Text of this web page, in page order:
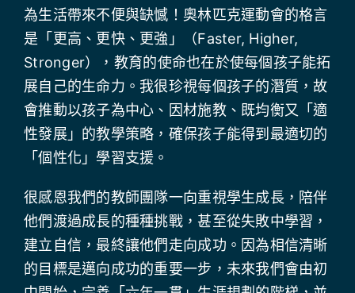
為生活帶來不便與缺憾！奧林匹克運動會的格言
是「更高、更快、更強」（Faster, Higher,
Stronger），教育的使命也在於使每個孩子能拓
展自己的生命力。我很珍視每個孩子的潛質，故
會推動以孩子為中心、因材施教、既均衡又「適
性發展」的教學策略，確保孩子能得到最適切的
「個性化」學習支援。
很感恩我們的教師團隊一向重視學生成長，陪伴
他們渡過成長的種種挑戰，甚至從失敗中學習，
建立自信，最終讓他們走向成功。因為相信清晰
的目標是邁向成功的重要一步，未來我們會由初